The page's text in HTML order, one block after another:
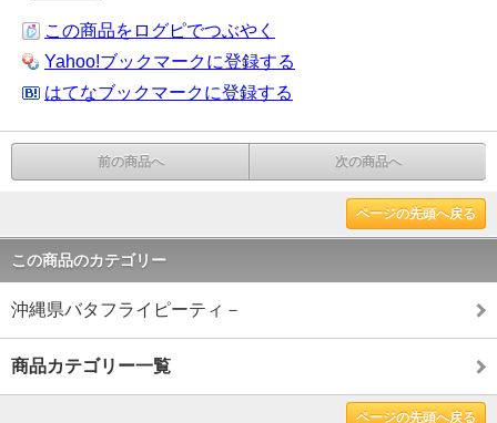
この商品をログピでつぶやく
Yahoo!ブックマークに登録する
はてなブックマークに登録する
前の商品へ 次の商品へ
ページの先頭へ戻る
この商品のカテゴリー
沖縄県バタフライピーティ－
商品カテゴリー一覧
ページの先頭へ戻る